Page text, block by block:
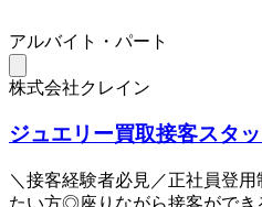
アルバイト・パート
株式会社クレイン
ジュエリー買取接客スタ
＼接客経験者必見／正社員登